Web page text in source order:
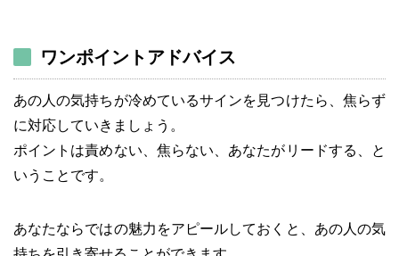
ワンポイントアドバイス
あの人の気持ちが冷めているサインを見つけたら、焦らず
に対応していきましょう。
ポイントは責めない、焦らない、あなたがリードする、と
いうことです。
あなたならではの魅力をアピールしておくと、あの人の気